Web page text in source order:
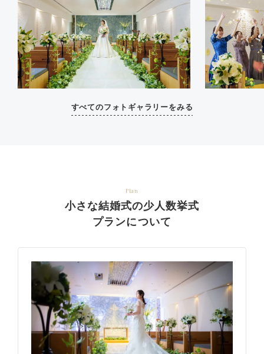
すべてのフォトギャラリーをみる
Plan
小さな結婚式の少人数挙式
プランについて